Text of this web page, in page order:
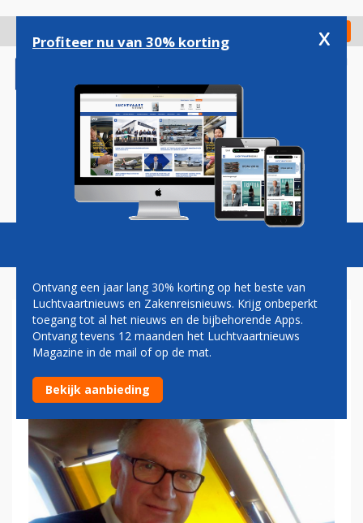
gaan
Check in
Magazine Podcasts Vacatures
HERMAN MATEBOER: RUST
Profiteer nu van 30% korting x
Ontvang een jaar lang 30% korting op het beste van
Luchtvaartnieuws en Zakenreisnieuws. Krijg onbeperkt
toegang tot al het nieuws en de bijbehorende Apps.
Ontvang tevens 12 maanden het Luchtvaartnieuws
Magazine in de mail of op de mat.
Bekijk aanbieding